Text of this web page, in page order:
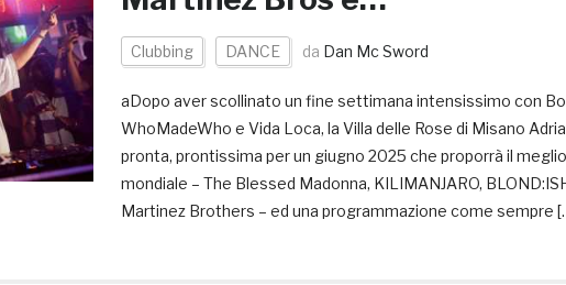
Clubbing DANCE da Dan Mc Sword
aDopo aver scollinato un fine settimana intensissimo con
WhoMadeWho e Vida Loca, la Villa delle Rose di Misano
pronta, prontissima per un giugno 2025 che proporrà il
mondiale – The Blessed Madonna, KILIMANJARO,
Martinez Brothers – ed una programmazione come sempre